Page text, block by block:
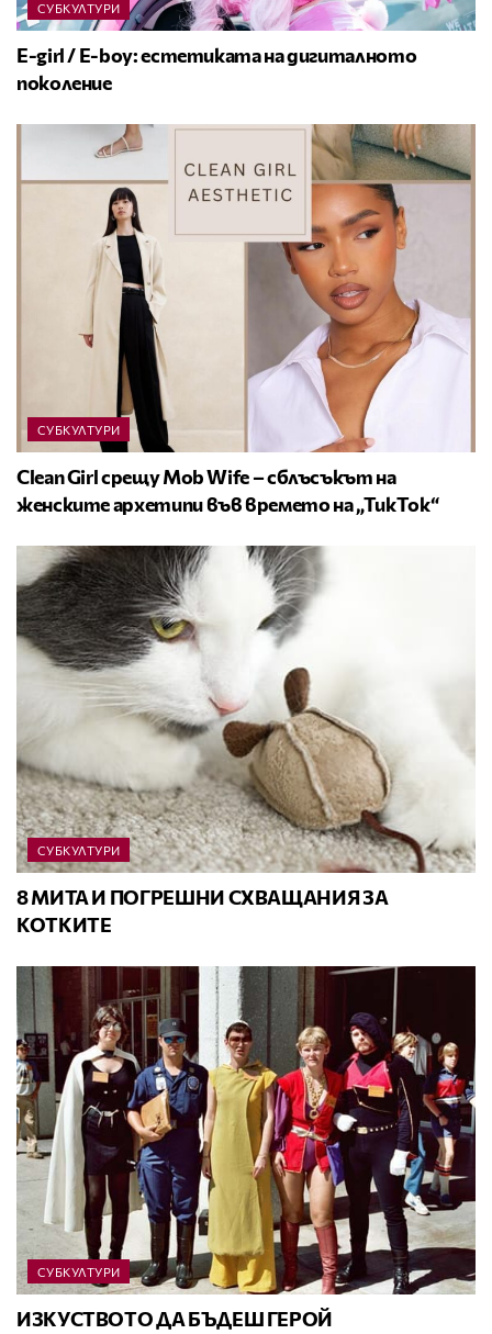
СУБКУЛТУРИ
E-girl / E-boy: естетиката на дигиталното
поколение
СУБКУЛТУРИ
Clean Girl срещу Mob Wife – сблъсъкът на
женските архетипи във времето на „ТикТок“
СУБКУЛТУРИ
8 МИТА И ПОГРЕШНИ СХВАЩАНИЯ ЗА
КОТКИТЕ
СУБКУЛТУРИ
ИЗКУСТВОТО ДА БЪДЕШ ГЕРОЙ